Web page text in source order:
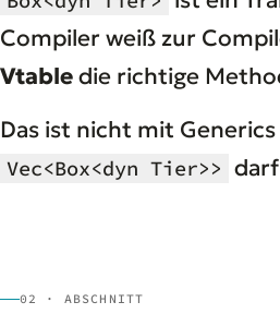
Compiler weiß zur
Vtabledie richtige
Das ist nicht mit
Vec<Box<dyn Tier>>
02 · ABSCHNITT